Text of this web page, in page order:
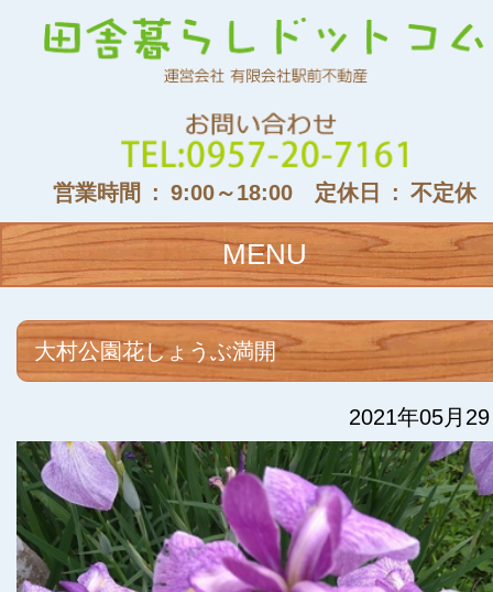
営業時間 : 9:00～18:00 定休日 : 不定休
MENU
大村公園花しょうぶ満開
2021年05月